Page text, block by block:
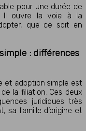
pour une durée de
Il ouvre la voie à la
que ce soit en
: différences
et adoption simple est
la filiation. Ces deux
juridiques très
sa famille d’origine et